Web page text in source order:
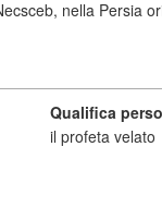
nella Persia
Qualifica
il profeta velato